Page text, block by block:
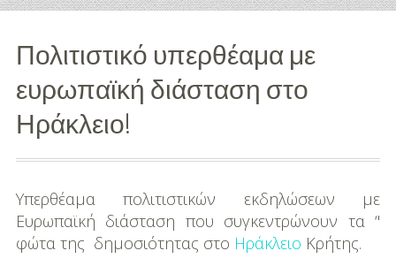
Εκπαίδευση
Βάπτιση
Διάσημες
Βαπτίσεις
Πολιτιστικό υπερθέαμα με
ευρωπαϊκή διάσταση στο
Ηράκλειο!
Υπερθέαμα πολιτιστικών εκδηλώσεων με
Ευρωπαϊκή διάσταση που συγκεντρώνουν τα ‘'
φώτα της δημοσιότητας στο Ηράκλειο Κρήτης.